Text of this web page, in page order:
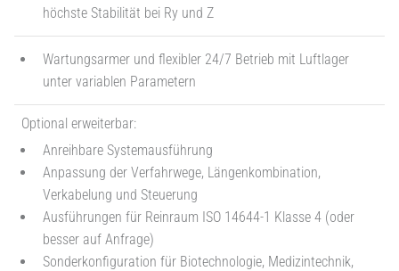
höchste Stabilität bei Ry und Z
Wartungsarmer und flexibler 24/7 Betrieb mit Luftlager
unter variablen Parametern
Optional erweiterbar:
Anreihbare Systemausführung
Anpassung der Verfahrwege, Längenkombination,
Verkabelung und Steuerung
Ausführungen für Reinraum ISO 14644-1 Klasse 4 (oder
besser auf Anfrage)
Sonderkonfiguration für Biotechnologie, Medizintechnik,